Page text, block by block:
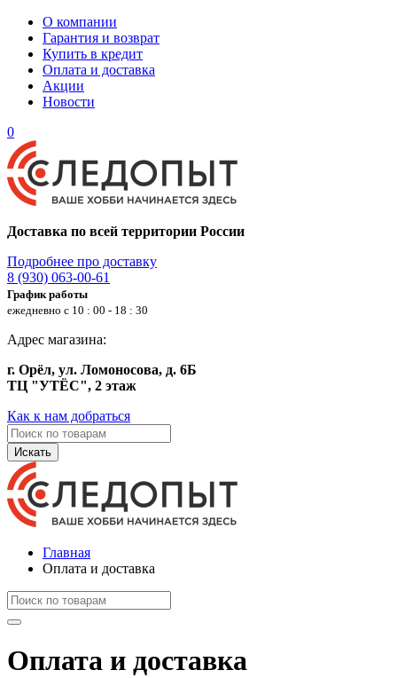
О компании
Гарантия и возврат
Купить в кредит
Оплата и доставка
Акции
Новости
0
Доставка по всей территории России
Подробнее про доставку
8 (930) 063-00-61
График работы
ежедневно с 10 : 00 - 18 : 30
Адрес магазина:
г. Орёл, ул. Ломоносова, д. 6Б
ТЦ "УТЁС", 2 этаж
Как к нам добраться
Искать
Главная
Оплата и доставка
Оплата и доставка